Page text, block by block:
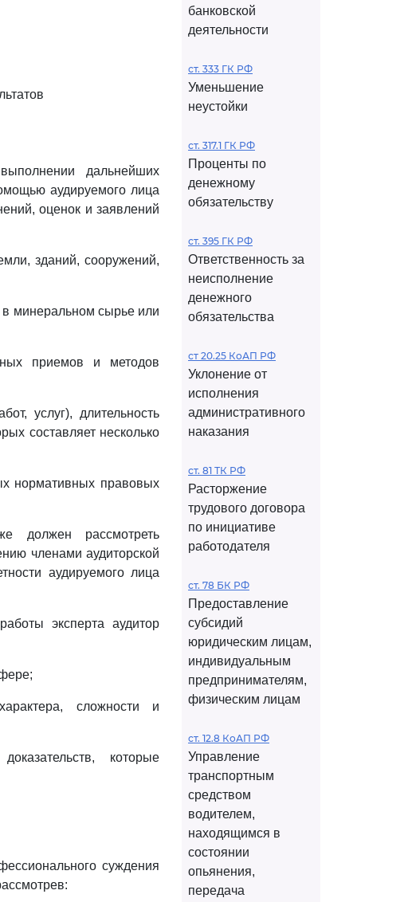
дальнейших
аудируемого лица
оценок и заявлений
зданий, сооружений,
в минеральном сырье или
приемов и методов
услуг), длительность
составляет несколько
нормативных правовых
должен рассмотреть
членами аудиторской
аудируемого лица
эксперта аудитор
сложности и
которые
суждения
банковской
деятельности
ст. 333 ГК РФ
Уменьшение
неустойки
ст. 317.1 ГК РФ
Проценты по
денежному
обязательству
ст. 395 ГК РФ
Ответственность за
неисполнение
денежного
обязательства
ст 20.25 КоАП РФ
Уклонение от
исполнения
административного
наказания
ст. 81 ТК РФ
Расторжение
трудового договора
по инициативе
работодателя
ст. 78 БК РФ
Предоставление
субсидий
юридическим лицам,
индивидуальным
предпринимателям,
физическим лицам
ст. 12.8 КоАП РФ
Управление
транспортным
средством
водителем,
находящимся в
состоянии
опьянения,
передача